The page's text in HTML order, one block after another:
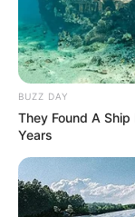
BUZZ DAY
They Found A
Years